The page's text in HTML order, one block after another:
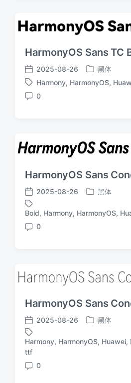
HarmonyOS Sans TC
发
布
日
2025-08-26
发
布
黑体
标
签
Harmony, HarmonyOS,
评
0
HarmonyOS Sans
发
布
日
期
2025-08-26
发
于
黑体
标
签
Bold, Harmony, HarmonyOS,
评
0
HarmonyOS Sans
发
布
日
期
2025-08-26
发
于
黑体
标
Harmony, HarmonyOS, Huawei,
ttf
评
0